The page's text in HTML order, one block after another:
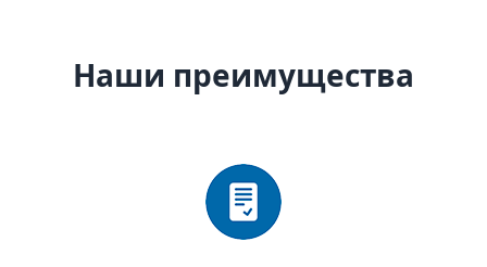
Наши преимущества